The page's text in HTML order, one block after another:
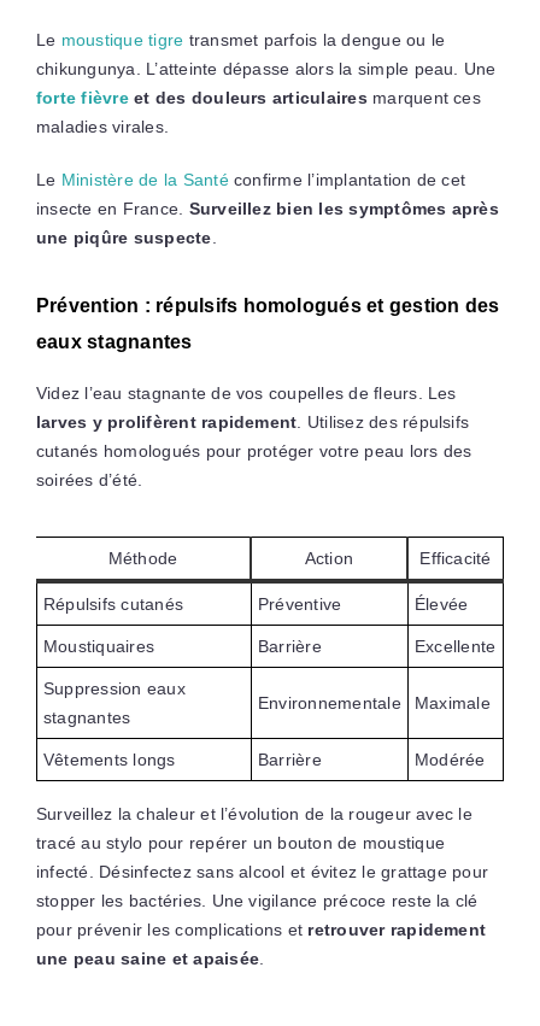
Le moustique tigre transmet parfois la dengue ou le
chikungunya. L’atteinte dépasse alors la simple peau. Une
forte fièvreet des douleurs articulaires marquent ces
maladies virales.
Le Ministère de la Santéconfirme l’implantation de cet
insecte en France. Surveillez bien les symptômes après
une piqûre suspecte
Prévention : répulsifs homologués et gestion des
eaux stagnantes
Videz l’eau stagnante de vos coupelles de fleurs. Les
larves y prolifèrent rapidement . Utilisez des répulsifs
cutanés homologués pour protéger votre peau lors des
soirées d’été.
Méthode Action Efficacité
Répulsifs cutanés Préventive Élevée
Moustiquaires Barrière Excellente
Suppression eaux
stagnantes
Environnementale Maximale
Vêtements longs Barrière Modérée
Surveillez la chaleur et l’évolution de la rougeur avec le
tracé au stylo pour repérer un bouton de moustique
infecté. Désinfectez sans alcool et évitez le grattage pour
stopper les bactéries. Une vigilance précoce reste la clé
pour prévenir les complications et retrouver rapidement
une peau saine et apaisée